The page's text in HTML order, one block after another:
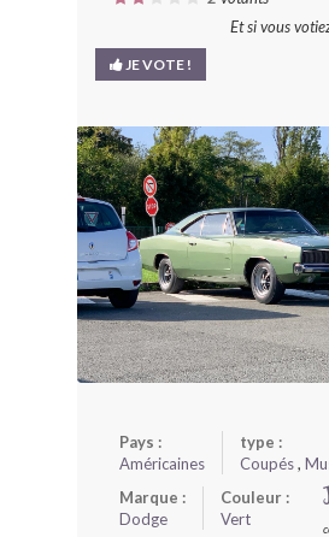
LE BLOG
BONJOURLAVIEILLE ?
MODÈLES ET
COMMENT
Et si vous
JE VOTE !
Pays :
Américaines
type :
Coupés,
Marque :
Dodge
Couleur :
Vert